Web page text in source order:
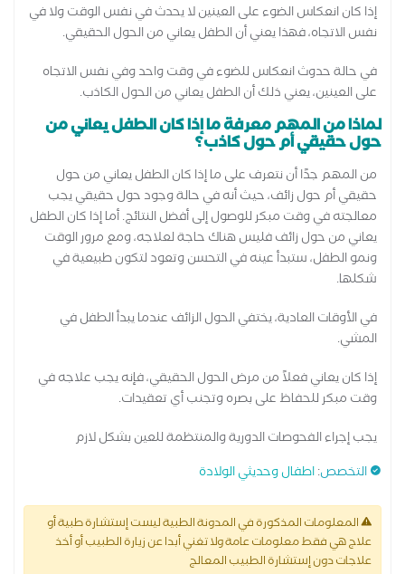
إذا كان انعكاس الضوء على العينين لا يحدث في نفس الوقت ولا في
نفس الاتجاه، فهذا يعني أن الطفل يعاني من الحول الحقيقي.
في حالة حدوث انعكاس للضوء في وقت واحد وفي نفس الاتجاه
على العينين، يعني ذلك أن الطفل يعاني من الحول الكاذب.
لماذا من المهم معرفة ما إذا كان الطفل يعاني من
حول حقيقي أم حول كاذب؟
من المهم جدًا أن نتعرف على ما إذا كان الطفل يعاني من حول
حقيقي أم حول زائف، حيث أنه في حالة وجود حول حقيقي يجب
معالجته في وقت مبكر للوصول إلى أفضل النتائج. أما إذا كان الطفل
يعاني من حول زائف فليس هناك حاجة لعلاجه، ومع مرور الوقت
ونمو الطفل، ستبدأ عينه في التحسن وتعود لتكون طبيعية في
شكلها.
في الأوقات العادية، يختفي الحول الزائف عندما يبدأ الطفل في
المشي.
إذا كان يعاني فعلاً من مرض الحول الحقيقي، فإنه يجب علاجه في
وقت مبكر للحفاظ على بصره وتجنب أي تعقيدات.
يجب إجراء الفحوصات الدورية والمنتظمة للعين بشكل لازم
التخصص:اطفال وحديثي الولادة
المعلومات المذكورة في المدونة الطبية ليست إستشارة طبية أو
علاج هي فقط معلومات عامة ولا تغني أبدا عن زيارة الطبيب أو أخذ
علاجات دون إستشارة الطبيب المعالج